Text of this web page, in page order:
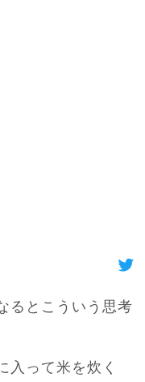
るとこういう思考
って米を炊く